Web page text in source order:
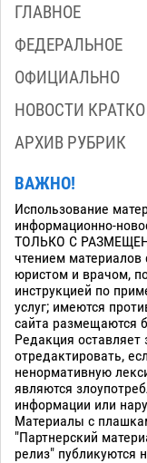
ГЛАВНОЕ
ФЕДЕРАЛЬНОЕ
ОФИЦИАЛЬНО
НОВОСТИ КРАТКО
АРХИВ РУБРИК
ВАЖНО!
Использование
информационно-
ТОЛЬКО С
чтением материалов
юристом и врачом,
инструкцией по
услуг; имеются
сайта размещаются
Редакция оставляет
отредактировать,
ненормативную
являются
информации или
Материалы с
"Партнерский
релиз" публикуются